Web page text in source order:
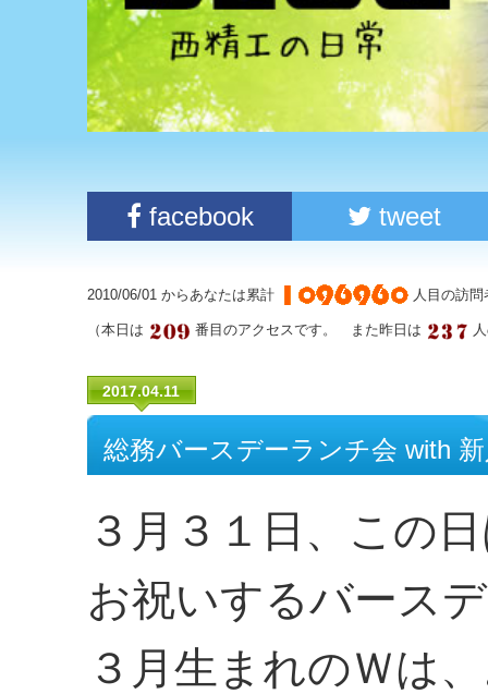
facebook tweet
2010/06/01 からあなたは累計 人目の訪
（本日は 番目のアクセスです。 また昨日は
2017.04.11
総務バースデーランチ会 with
３月３１日、この
お祝いするバース
３月生まれのＷは